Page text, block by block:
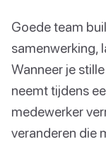
Goede team
samenwerking,
Wanneer je
neemt tijdens
medewerker
veranderen die